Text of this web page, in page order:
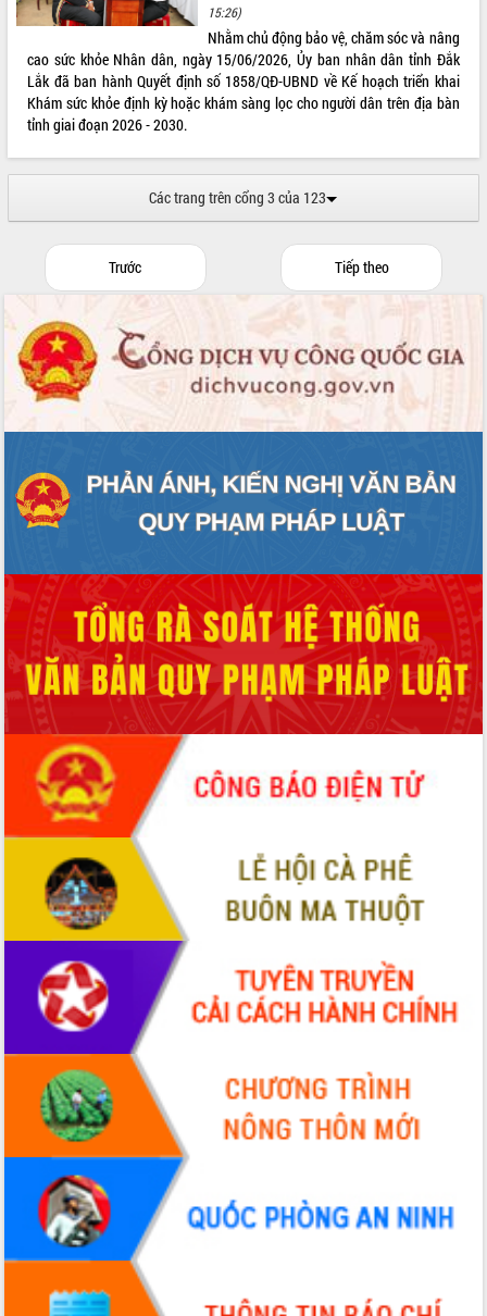
15:26)
Nhằm chủ động bảo vệ, chăm sóc và nâng
cao sức khỏe Nhân dân, ngày 15/06/2026, Ủy ban nhân dân tỉnh Đắk
Lắk đã ban hành Quyết định số 1858/QĐ-UBND về Kế hoạch triển khai
Khám sức khỏe định kỳ hoặc khám sàng lọc cho người dân trên địa bàn
tỉnh giai đoạn 2026 - 2030.
Các trang trên cổng 3 của 123
Trước Tiếp theo